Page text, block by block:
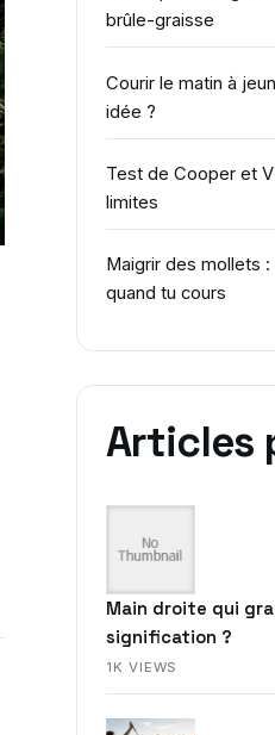
brûle-graisse
Courir le matin à
idée ?
Test de Cooper et
limites
Maigrir des mollets
quand tu cours
Articles
Main droite qui
signification ?
1K VIEWS